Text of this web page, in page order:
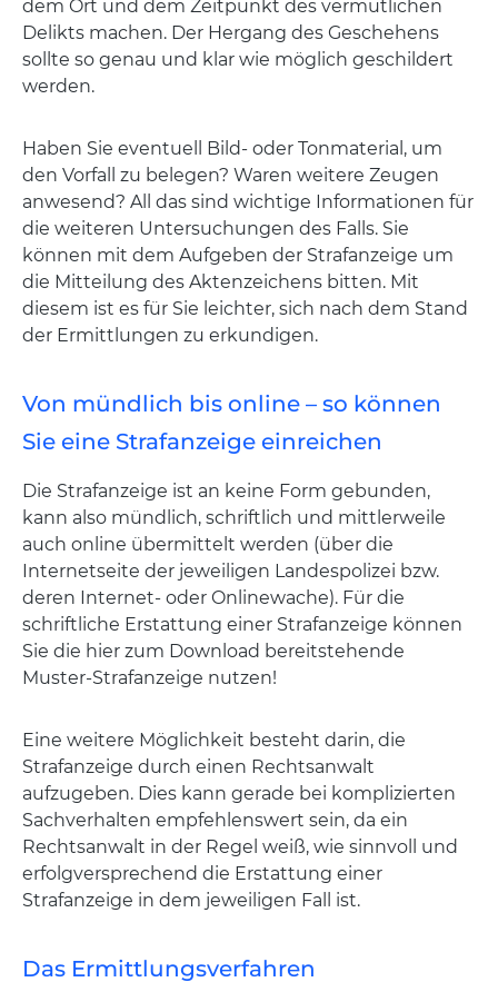
dem Ort und dem Zeitpunkt des vermutlichen
Delikts machen. Der Hergang des Geschehens
sollte so genau und klar wie möglich geschildert
werden.
Haben Sie eventuell Bild- oder Tonmaterial, um
den Vorfall zu belegen? Waren weitere Zeugen
anwesend? All das sind wichtige Informationen für
die weiteren Untersuchungen des Falls. Sie
können mit dem Aufgeben der Strafanzeige um
die Mitteilung des Aktenzeichens bitten. Mit
diesem ist es für Sie leichter, sich nach dem Stand
der Ermittlungen zu erkundigen.
Von mündlich bis online – so können
Sie eine Strafanzeige einreichen
Die Strafanzeige ist an keine Form gebunden,
kann also mündlich, schriftlich und mittlerweile
auch online übermittelt werden (über die
Internetseite der jeweiligen Landespolizei bzw.
deren Internet- oder Onlinewache). Für die
schriftliche Erstattung einer Strafanzeige können
Sie die hier zum Download bereitstehende
Muster-Strafanzeige nutzen!
Eine weitere Möglichkeit besteht darin, die
Strafanzeige durch einen Rechtsanwalt
aufzugeben. Dies kann gerade bei komplizierten
Sachverhalten empfehlenswert sein, da ein
Rechtsanwalt in der Regel weiß, wie sinnvoll und
erfolgversprechend die Erstattung einer
Strafanzeige in dem jeweiligen Fall ist.
Das Ermittlungsverfahren